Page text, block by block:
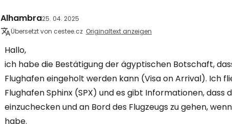
Alhambra25. 04. 2025
Übersetzt von cestee.cz Originaltext anzeigen
Hallo,
ich habe die Bestätigung der ägyptischen Botschaft,
Flughafen eingeholt werden kann (Visa on Arrival). Ich
Flughafen Sphinx (SPX) und es gibt Informationen,
einzuchecken und an Bord des Flugzeugs zu gehen,
habe.